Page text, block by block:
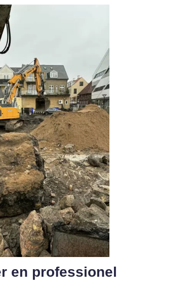
en professionel